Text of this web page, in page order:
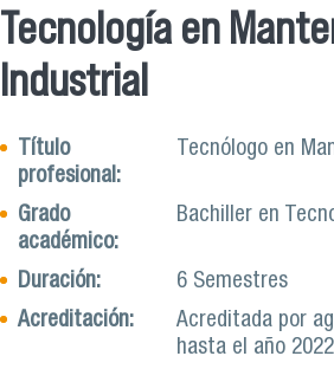
Tecnología en
Industrial
Título
profesional:
Tecnólogo en
Grado
académico:
Bachiller en
Duración:
6 Semestres
Acreditación:
Acreditada por
hasta el año 2022